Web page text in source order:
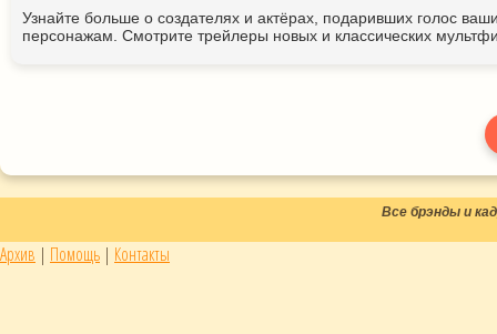
Узнайте больше о создателях и актёрах, подаривших голос
персонажам. Смотрите трейлеры новых и классических
Все брэнды и
Архив | Помощь | Контакты